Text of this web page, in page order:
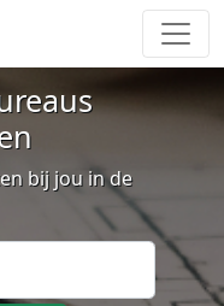
bij jou in de